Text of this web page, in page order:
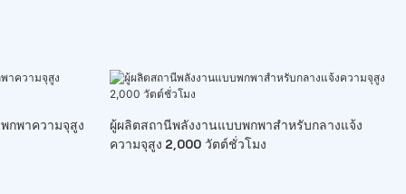
กพาความจุสูง
ผู้ผลิตสถานีพลังงานแบบพกพาสำหรับกลางแจ้ง
ความจุสูง 2,000 วัตต์ชั่วโมง